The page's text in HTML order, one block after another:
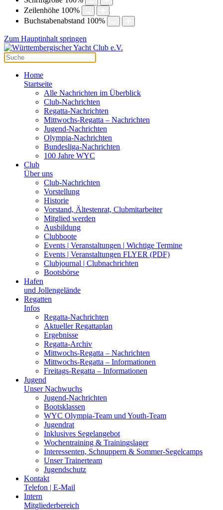
Zeilenhöhe 100%
Buchstabenabstand 100%
Zum Hauptinhalt springen
Home
Startseite
Alle Nachrichten im Überblick
Club-Nachrichten
Regatta-Nachrichten
Mittwochs-Regatta – Nachrichten
Jugend-Nachrichten
Olympia-Nachrichten
Bundesliga-Nachrichten
100 Jahre WYC
Club
Über uns
Club-Nachrichten
Vorstellung
Historie
Vorstand, Ältestenrat, Clubmitarbeiter
Mitglied werden
Ausbildung
Clubboote
Events | Veranstaltungen | Wichtige Termine
Events | Veranstaltungen FLYER (PDF)
Clubjournal | Clubnachrichten
Bootsbörse
Hafen
und Jollengelände
Regatten
Infos
Regatta-Nachrichten
Aktueller Regattaplan
Ergebnisse
Regatta-Archiv
Mittwochs-Regatta – Nachrichten
Mittwochs-Regatta – Informationen
Freitags-Regatta – Informationen
Jugend
Unser Nachwuchs
Jugend-Nachrichten
Bootsklassen
WYC Olympia-Team und Youth-Team
Jugendrat
Inklusives Segelangebot
Wochentraining & Trainingslager
Interessenten, Schnuppern & Sommer-Segelcamps
Unser Trainerteam
Jugendschutz
Kontakt
Telefon | E-Mail
Intern
Mitgliederbereich